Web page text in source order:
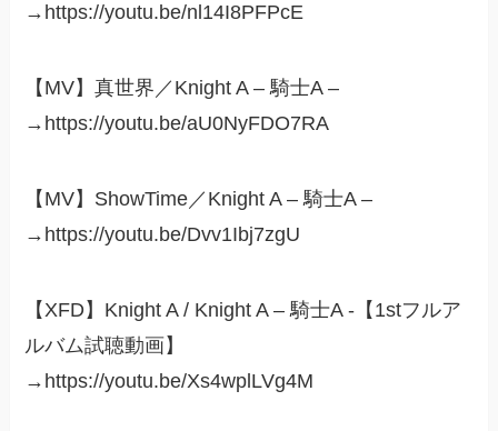
→https://youtu.be/nl14I8PFPcE
【MV】真世界／Knight A – 騎士A –
→https://youtu.be/aU0NyFDO7RA
【MV】ShowTime／Knight A – 騎士A –
→https://youtu.be/Dvv1Ibj7zgU
【XFD】Knight A / Knight A – 騎士A -【1stフルア
ルバム試聴動画】
→https://youtu.be/Xs4wplLVg4M